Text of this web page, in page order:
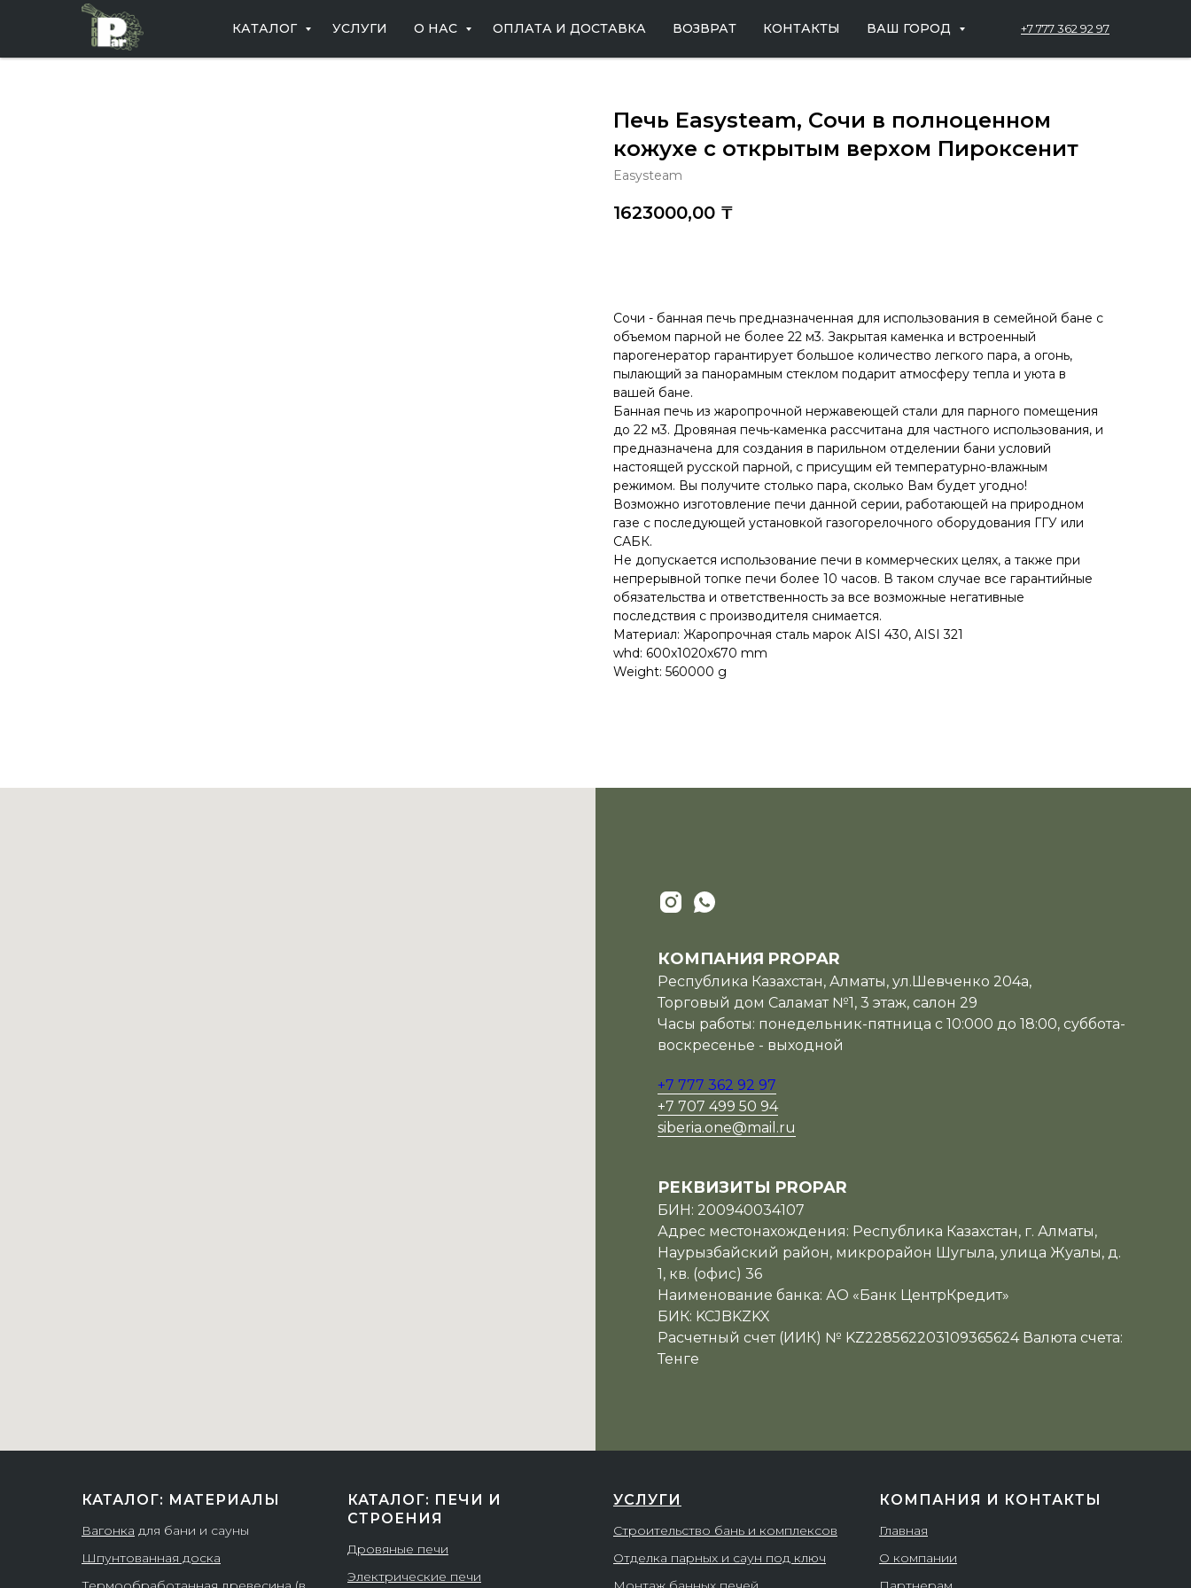
КАТАЛОГ УСЛУГИ О НАС ОПЛАТА И ДОСТАВКА ВОЗВРАТ КОНТАКТЫ ВАШ ГОРОД +7 777 362 92 97
Печь Easysteam, Сочи в полноценном
кожухе с открытым верхом Пироксенит
Easysteam
1623000,00 ₸
Сочи - банная печь предназначенная для использования в семейной бане с
объемом парной не более 22 м3. Закрытая каменка и встроенный
парогенератор гарантирует большое количество легкого пара, а огонь,
пылающий за панорамным стеклом подарит атмосферу тепла и уюта в
вашей бане.
Банная печь из жаропрочной нержавеющей стали для парного помещения
до 22 м3. Дровяная печь-каменка рассчитана для частного использования, и
предназначена для создания в парильном отделении бани условий
настоящей русской парной, с присущим ей температурно-влажным
режимом. Вы получите столько пара, сколько Вам будет угодно!
Возможно изготовление печи данной серии, работающей на природном
газе с последующей установкой газогорелочного оборудования ГГУ или
САБК.
Не допускается использование печи в коммерческих целях, а также при
непрерывной топке печи более 10 часов. В таком случае все гарантийные
обязательства и ответственность за все возможные негативные
последствия с производителя снимается.
Материал: Жаропрочная сталь марок AISI 430, AISI 321
whd: 600x1020x670 mm
Weight: 560000 g
КОМПАНИЯ PROPAR
Республика Казахстан, Алматы, ул.Шевченко 204а,
Торговый дом Саламат №1, 3 этаж, салон 29
Часы работы: понедельник-пятница с 10:000 до 18:00, суббота-
воскресенье - выходной
+7 777 362 92 97
+7 707 499 50 94
siberia.one@mail.ru
РЕКВИЗИТЫ PROPAR
БИН: 200940034107
Адрес местонахождения: Республика Казахстан, г. Алматы,
Наурызбайский район, микрорайон Шугыла, улица Жуалы, д.
1, кв. (офис) 36
Наименование банка: АО «Банк ЦентрКредит»
БИК: KCJBKZKX
Расчетный счет (ИИК) № KZ228562203109365624 Валюта счета:
Тенге
КАТАЛОГ: МАТЕРИАЛЫ
Вагонка для бани и сауны
Шпунтованная доска
КАТАЛОГ: ПЕЧИ И
СТРОЕНИЯ
Дровяные печи
Электрические печи
УСЛУГИ
Строительство бань и комплексов
Отделка парных и саун под ключ
КОМПАНИЯ И КОНТАКТЫ
Главная
О компании